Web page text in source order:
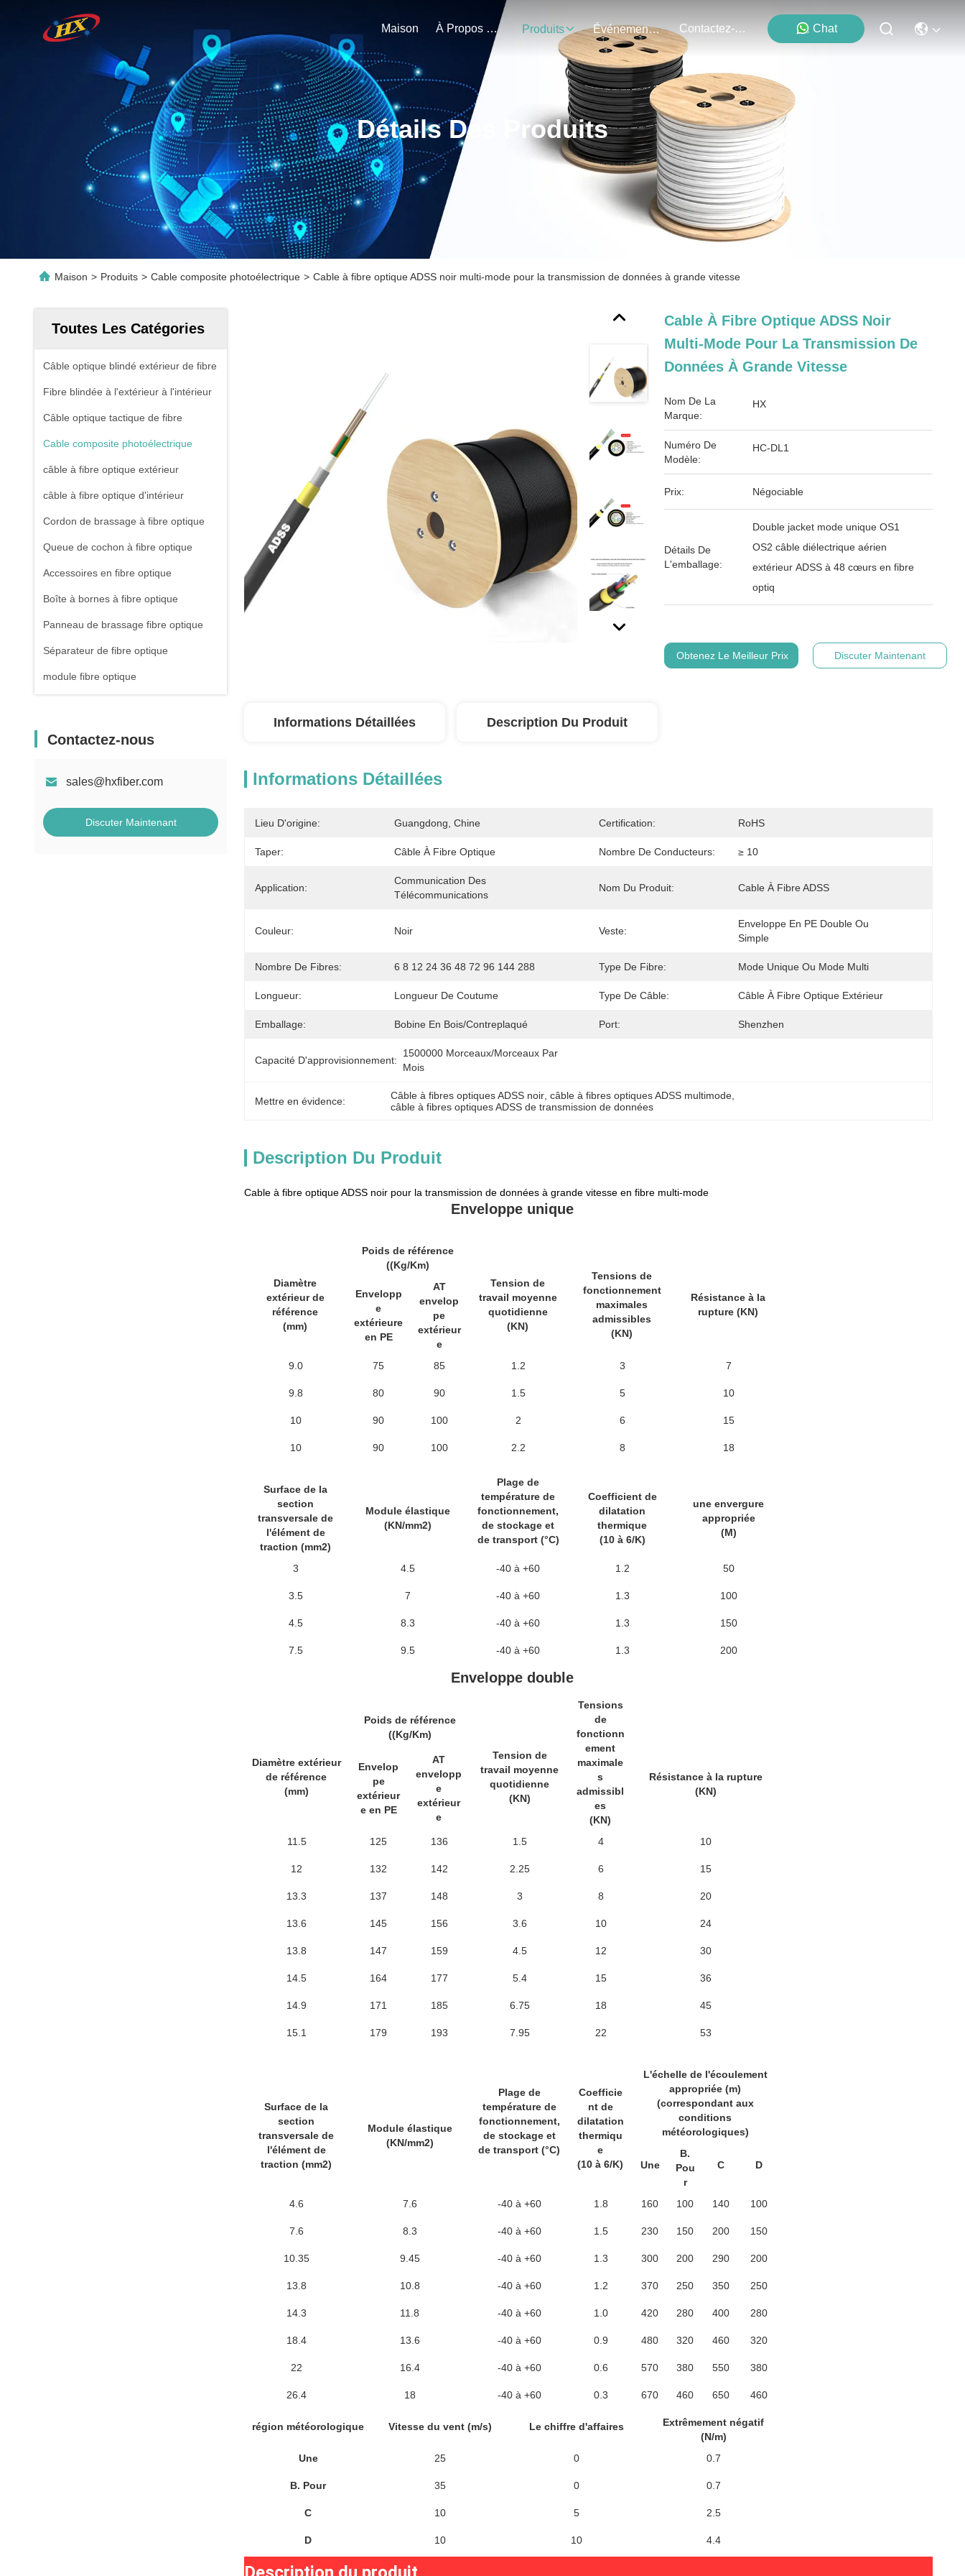
Maison À Propos De Nous Produits Événements Contactez-Nous Chat
Détails Des Produits
Maison > Produits > Cable composite photoélectrique > Cable à fibre optique ADSS noir multi-mode pour la transmission de données à grande vitesse
Toutes Les Catégories
Câble optique blindé extérieur de fibre
Fibre blindée à l'extérieur à l'intérieur
Câble optique tactique de fibre
Cable composite photoélectrique
câble à fibre optique extérieur
câble à fibre optique d'intérieur
Cordon de brassage à fibre optique
Queue de cochon à fibre optique
Accessoires en fibre optique
Boîte à bornes à fibre optique
Panneau de brassage fibre optique
Séparateur de fibre optique
module fibre optique
Contactez-nous
sales@hxfiber.com
Discuter Maintenant
Cable À Fibre Optique ADSS Noir
Multi-Mode Pour La Transmission De
Données À Grande Vitesse
Nom De La
Marque:
HX
Numéro De
Modèle:
HC-DL1
Prix: Négociable
Détails De
L'emballage:
Double jacket mode unique OS1
OS2 câble diélectrique aérien
extérieur ADSS à 48 cœurs en fibre
optiq
Obtenez Le Meilleur Prix Discuter Maintenant
Informations Détaillées Description Du Produit
Informations Détaillées
Lieu D'origine: Guangdong, Chine Certification: RoHS
Taper: Câble À Fibre Optique Nombre De Conducteurs: ≥ 10
Application:
Communication Des
Télécommunications
Nom Du Produit: Cable À Fibre ADSS
Couleur: Noir Veste:
Enveloppe En PE Double Ou
Simple
Nombre De Fibres: 6 8 12 24 36 48 72 96 144 288 Type De Fibre: Mode Unique Ou Mode Multi
Longueur: Longueur De Coutume Type De Câble: Câble À Fibre Optique Extérieur
Emballage: Bobine En Bois/contreplaqué Port: Shenzhen
Capacité D'approvisionnement:
1500000 Morceaux/morceaux Par
Mois
Mettre en évidence: Câble à fibres optiques ADSS noir, câble à fibres optiques ADSS multimode,
câble à fibres optiques ADSS de transmission de données
Description Du Produit
Cable à fibre optique ADSS noir pour la transmission de données à grande vitesse en fibre multi-mode
Enveloppe unique
Diamètre
extérieur de
référence
(mm)
Poids de référence
((Kg/Km)
Tension de
travail moyenne
quotidienne
(KN)
Tensions de
fonctionnement
maximales
admissibles
(KN)
Résistance à la
rupture (KN)
Envelopp
e
extérieure
en PE
AT
envelop
pe
extérieur
e
9.0
75 85 1.2 3 7
9.8 80 90 1.5 5 10
10 90 100 2 6 15
10 90 100 2.2 8 18
Surface de la
section
transversale de
l'élément de
traction (mm2)
Module élastique
(KN/mm2)
Plage de
température de
fonctionnement,
de stockage et
de transport (°C)
Coefficient de
dilatation
thermique
(10 à 6/K)
une envergure
appropriée
(M)
3 4.5 -40 à +60 1.2 50
3.5 7 -40 à +60 1.3 100
4.5 8.3 -40 à +60 1.3 150
7.5 9.5 -40 à +60 1.3 200
Enveloppe double
Diamètre extérieur
de référence
(mm)
Poids de référence
((Kg/Km)
Tension de
travail moyenne
quotidienne
(KN)
Tensions
de
fonctionn
ement
maximale
s
admissibl
es
(KN)
Résistance à la rupture
(KN)
Envelop
pe
extérieur
e en PE
AT
envelopp
e
extérieur
e
11.5 125 136 1.5 4 10
12 132 142 2.25 6 15
13.3 137 148 3 8 20
13.6 145 156 3.6 10 24
13.8 147 159 4.5 12 30
14.5 164 177 5.4 15 36
14.9 171 185 6.75 18 45
15.1 179 193 7.95 22 53
Surface de la
section
transversale de
l'élément de
traction (mm2)
Module élastique
(KN/mm2)
Plage de
température de
fonctionnement,
de stockage et
de transport (°C)
Coefficie
nt de
dilatation
thermiqu
e
(10 à 6/K)
L'échelle de l'écoulement
appropriée (m)
(correspondant aux
conditions
météorologiques)
Une
B.
Pou
r
C D
4.6 7.6 -40 à +60 1.8 160 100 140 100
7.6 8.3 -40 à +60 1.5 230 150 200 150
10.35 9.45 -40 à +60 1.3 300 200 290 200
13.8 10.8 -40 à +60 1.2 370 250 350 250
14.3 11.8 -40 à +60 1.0 420 280 400 280
18.4 13.6 -40 à +60 0.9 480 320 460 320
22 16.4 -40 à +60 0.6 570 380 550 380
26.4 18 -40 à +60 0.3 670 460 650 460
région météorologique Vitesse du vent (m/s) Le chiffre d'affaires
Extrêmement négatif
(N/m)
Une
25 0 0.7
B. Pour 35 0 0.7
C 10 5 2.5
D 10 10 4.4